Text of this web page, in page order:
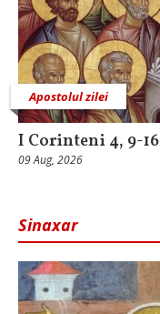
Apostolul zilei
I Corinteni 4, 9-16
09 Aug, 2026
Sinaxar